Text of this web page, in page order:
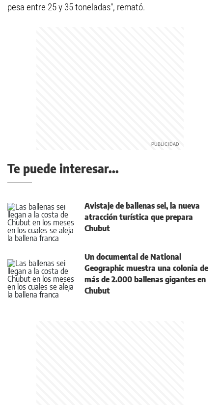
pesa entre 25 y 35 toneladas", remató.
Te puede interesar...
Avistaje de ballenas sei, la nueva
atracción turística que prepara
Chubut
Un documental de National
Geographic muestra una colonia de
más de 2.000 ballenas gigantes en
Chubut